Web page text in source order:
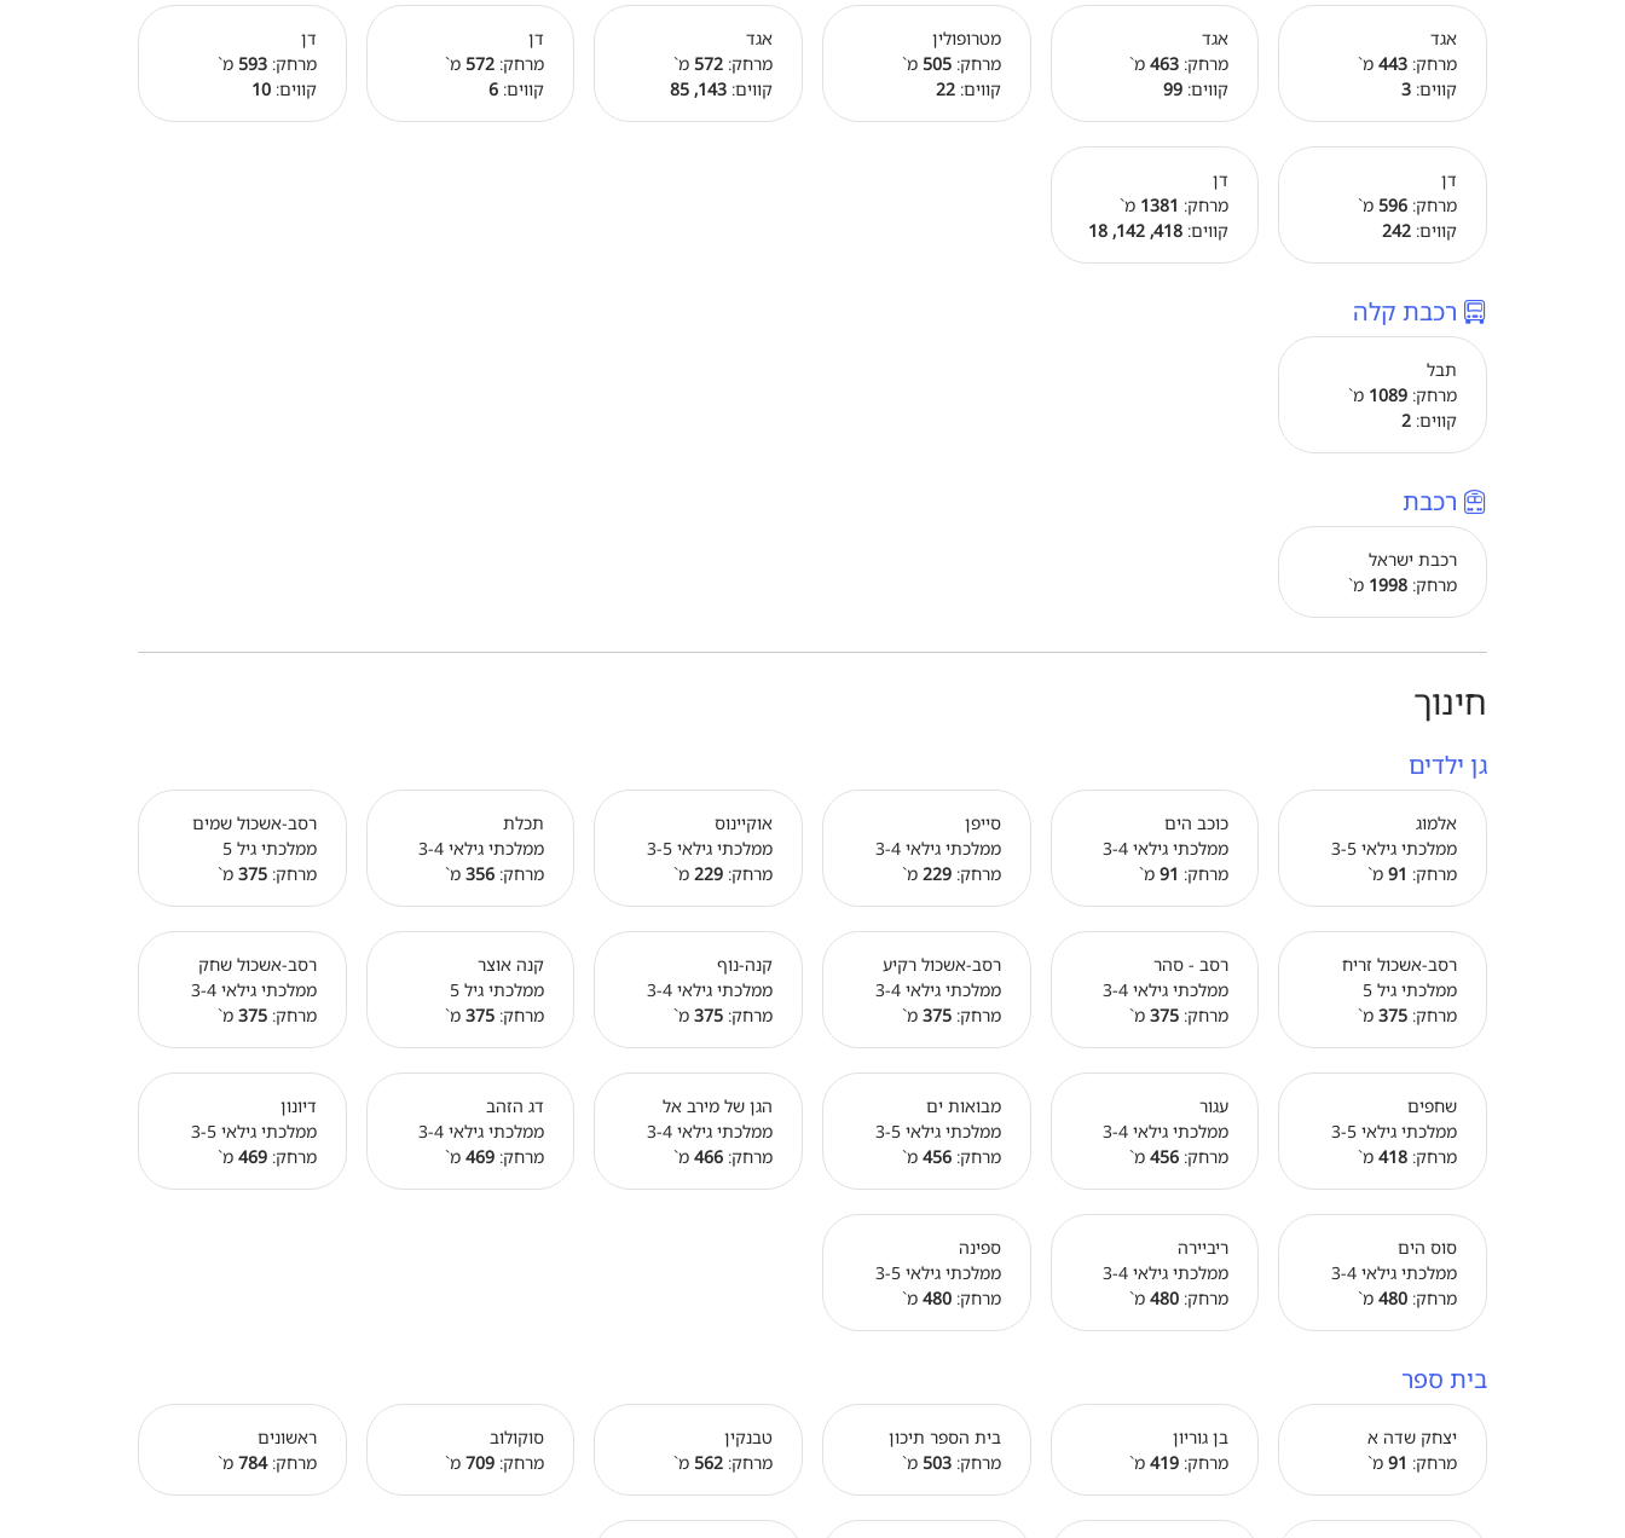
אגד
מרחק: 443 מ`
קווים: 3
אגד
מרחק: 463מ`
קווים: 99
מטרופולין
מרחק:505 מ`
קווים:22
אגד
מרחק: 572מ`
קווים: 143, 85
דן
מרחק: 572מ`
קווים: 6
דן
מרחק:593 מ`
קווים:10
דן
מרחק: 596 מ`
קווים: 242
דן
מרחק: 1381 מ`
קווים: 418, 142, 18
רכבת קלה
תבל
מרחק: 1089 מ`
קווים: 2
רכבת
רכבת ישראל
מרחק: 1998 מ`
חינוך
גן ילדים
אלמוג
ממלכתי גילאי 3-5
מרחק: 91 מ`
כוכב הים
ממלכתי גילאי 3-4
מרחק: 91מ`
סייפן
ממלכתי גילאי 3-4
מרחק:229 מ`
אוקיינוס
ממלכתי גילאי 3-5
מרחק: 229מ`
תכלת
ממלכתי גילאי 3-4
מרחק: 356מ`
רסב-אשכול שמים
ממלכתי גיל 5
מרחק:375 מ`
רסב-אשכול זריח
ממלכתי גיל 5
מרחק: 375 מ`
רסב - סהר
ממלכתי גילאי 3-4
מרחק: 375מ`
רסב-אשכול רקיע
ממלכתי גילאי 3-4
מרחק:375 מ`
קנה-נוף
ממלכתי גילאי 3-4
מרחק: 375מ`
קנה אוצר
ממלכתי גיל 5
מרחק: 375מ`
רסב-אשכול שחק
ממלכתי גילאי 3-4
מרחק:375 מ`
שחפים
ממלכתי גילאי 3-5
מרחק: 418 מ`
עגור
ממלכתי גילאי 3-4
מרחק: 456מ`
מבואות ים
ממלכתי גילאי 3-5
מרחק:456 מ`
הגן של מירב אל
ממלכתי גילאי 3-4
מרחק: 466מ`
דג הזהב
ממלכתי גילאי 3-4
מרחק: 469מ`
דיונון
ממלכתי גילאי 3-5
מרחק:469 מ`
סוס הים
ממלכתי גילאי 3-4
מרחק: 480 מ`
ריביירה
ממלכתי גילאי 3-4
מרחק: 480מ`
ספינה
ממלכתי גילאי 3-5
מרחק:480 מ`
בית ספר
יצחק שדה א
מרחק: 91 מ`
בן גוריון
מרחק: 419מ`
בית הספר תיכון
מרחק:503 מ`
טבנקין
מרחק: 562מ`
סוקולוב
מרחק: 709מ`
ראשונים
מרחק:784 מ`